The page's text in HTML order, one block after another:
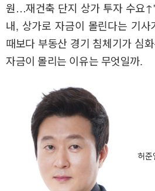
원…재건축 단지 상가 투자 수요
내, 상가로 자금이 몰린다는 기
때보다 부동산 경기 침체기가 심
자금이 몰리는 이유는 무엇일까.
허준